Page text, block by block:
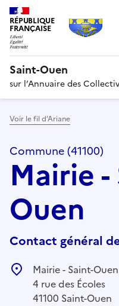
RÉPUBLIQUE
FRANÇAISE
Saint-Ouen
sur l’Annuaire des
Voir le fil d’Ariane
Commune (41100)
Mairie
Ouen
Contact général
Mairie - Saint-Ouen
4 rue des Écoles
41100 Saint-Ouen